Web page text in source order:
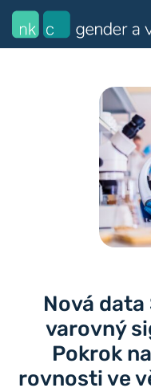
Nová data
varovný
Pokrok
rovnosti ve